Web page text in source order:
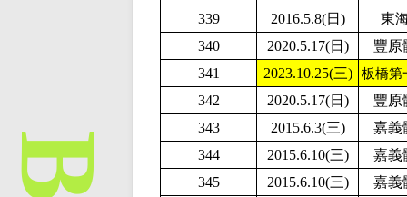
339
2016.5.8(日)
東
340
2020.5.17(日)
豐原
341
2023.10.25(三) 板橋第
342 2020.5.17(日)
豐原
343
2015.6.3(三)
嘉義
344
2015.6.10(三)
嘉義
345
2015.6.10(三)
嘉義